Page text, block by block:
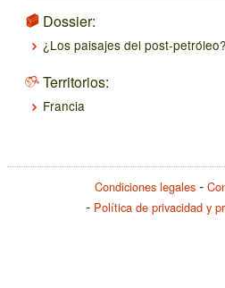
Dossier:
¿Los paisajes del post-petróleo?
Territorios:
Francia
Condiciones legales
Política de privacidad y